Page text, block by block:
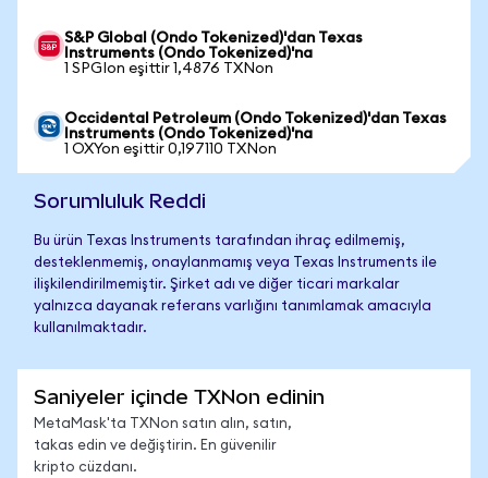
S&P Global (Ondo Tokenized)'dan Texas
Instruments (Ondo Tokenized)'na
1 SPGIon eşittir 1,4876 TXNon
Occidental Petroleum (Ondo Tokenized)'dan Texas
Instruments (Ondo Tokenized)'na
1 OXYon eşittir 0,197110 TXNon
Sorumluluk Reddi
Bu ürün Texas Instruments tarafından ihraç edilmemiş,
desteklenmemiş, onaylanmamış veya Texas Instruments ile
ilişkilendirilmemiştir. Şirket adı ve diğer ticari markalar
yalnızca dayanak referans varlığını tanımlamak amacıyla
kullanılmaktadır.
Saniyeler içinde TXNon edinin
MetaMask'ta TXNon satın alın, satın,
takas edin ve değiştirin. En güvenilir
kripto cüzdanı.